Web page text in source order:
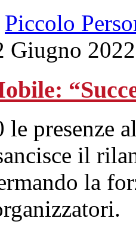
Piccolo
Giugno
presenze
il
la